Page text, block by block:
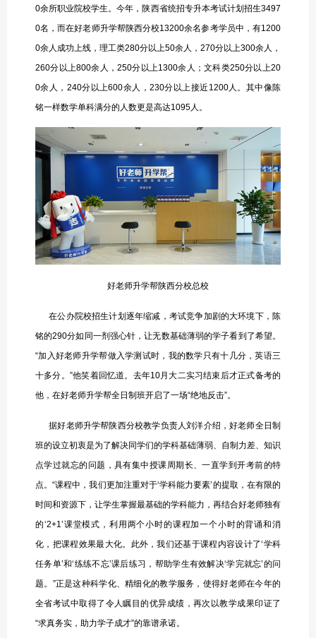
0余所职业院校学生。今年，陕西省统招专升本考试计划招生3497
0名，而在好老师升学帮陕西分校13200余名参考学员中，有1200
0余人成功上线，理工类280分以上50余人，270分以上300余人，
260分以上800余人，250分以上1300余人；文科类250分以上20
0余人，240分以上600余人，230分以上接近1200人。其中像陈
铭一样数学单科满分的人数更是高达1095人。
好老师升学帮陕西分校总校
在公办院校招生计划逐年缩减，考试竞争加剧的大环境下，陈
铭的290分如同一剂强心针，让无数基础薄弱的学子看到了希望。
“加入好老师升学帮做入学测试时，我的数学只有十几分，英语三
十多分。”他笑着回忆道。去年10月大二实习结束后才正式备考的
他，在好老师升学帮全日制班开启了一场“绝地反击”。
据好老师升学帮陕西分校教学负责人刘洋介绍，好老师全日制
班的设立初衷是为了解决同学们的学科基础薄弱、自制力差、知识
点学过就忘的问题，具有集中授课周期长、一直学到开考前的特
点。“课程中，我们更加注重对于‘学科能力要素’的提取，在有限的
时间和资源下，让学生掌握最基础的学科能力，再结合好老师独有
的‘2+1’课堂模式，利用两个小时的课程加一个小时的背诵和消
化，把课程效果最大化。此外，我们还基于课程内容设计了‘学科
任务单’和‘练练不忘’课后练习，帮助学生有效解决‘学完就忘’的问
题。”正是这种科学化、精细化的教学服务，使得好老师在今年的
全省考试中取得了令人瞩目的优异成绩，再次以教学成果印证了
“求真务实，助力学子成才”的靠谱承诺。